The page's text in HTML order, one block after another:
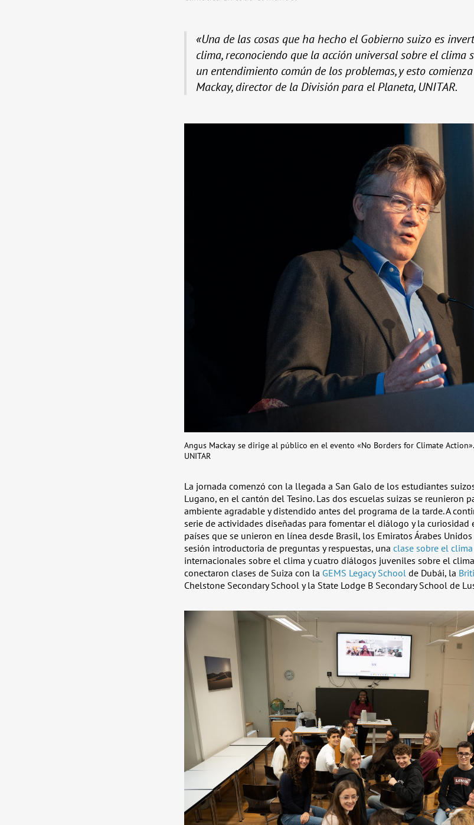
«Una de las cosas que ha hecho el Gobierno suizo es
clima, reconociendo que la acción universal sobre el clima
un entendimiento común de los problemas, y esto
Mackay, director de la División para el Planeta, UNITAR.
Angus Mackay se dirige al público en el evento «No Borders for Climate
UNITAR
La jornada comenzó con la llegada a San Galo de los estudiantes
Lugano, en el cantón del Tesino. Las dos escuelas suizas se reunieron
ambiente agradable y distendido antes del programa de la tarde. A
serie de actividades diseñadas para fomentar el diálogo y la
países que se unieron en línea desde Brasil, los Emiratos Árabes
sesión introductoria de preguntas y respuestas, una clase sobre el clima
internacionales sobre el clima y cuatro diálogos juveniles sobre el
conectaron clases de Suiza con la GEMS Legacy School de Dubái, la
Chelstone Secondary School y la State Lodge B Secondary School de